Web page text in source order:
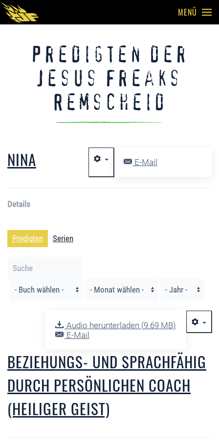
MENÜ
Predigten der
Jesus Freaks
Remscheid
E-Mail
NINA
Details
Predigten Serien
Filter
Audio herunterladen (9.69 MB)
E-Mail
BEZIEHUNGS- UND SPRACHFÄHIG
DURCH PERSÖNLICHEN COACH
(HEILIGER GEIST)